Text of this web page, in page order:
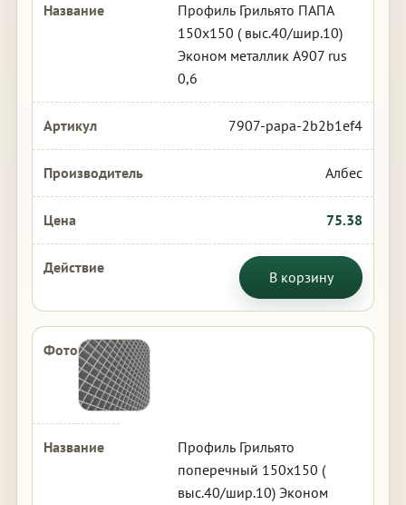
Профиль Грильято ПАПА
150х150 ( выс.40/шир.10)
Эконом металлик А907 rus
0,6
7907-papa-2b2b1ef4
Албес
75.38
В корзину
Профиль Грильято
поперечный 150х150 (
выс.40/шир.10) Эконом